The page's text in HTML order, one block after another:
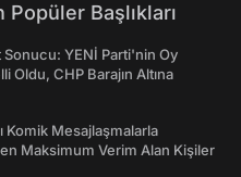
Popüler Başlıkları
Sonucu: YENİ Parti'nin Oy
Oldu, CHP Barajın Altına
Komik Mesajlaşmalarla
Maksimum Verim Alan Kişiler